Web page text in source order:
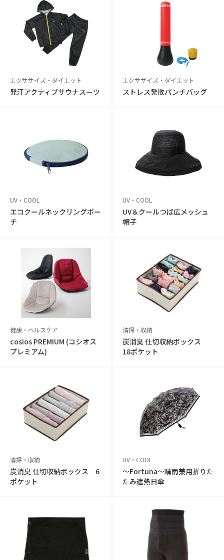
エクササイズ・ダイエット
発汗アクティブサウナスーツ
エクササイズ・ダイエット
ストレス発散パンチバッグ
UV・COOL
エコクールネックリングポー
チ
UV・COOL
UV＆クールつば広メッシュ
帽子
健康・ヘルスケア
cosios PREMIUM (コシオス
プレミアム)
清掃・収納
炭消臭 仕切収納ボックス
18ポケット
清掃・収納
炭消臭 仕切収納ボックス 6
ポケット
UV・COOL
〜Fortuna〜晴雨兼用折りた
たみ遮熱日傘